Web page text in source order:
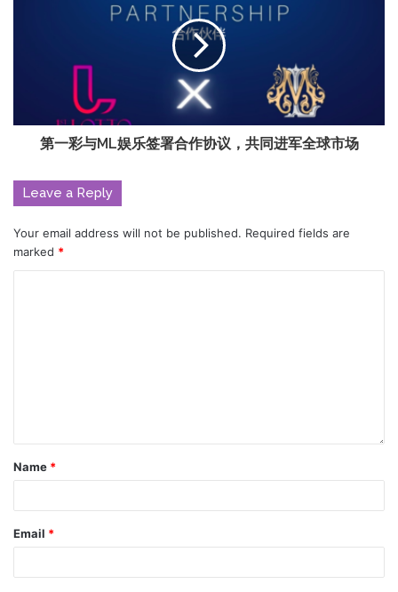
第一彩与ML娱乐签署合作协议，共同进军全球市场
Leave a Reply
Your email address will not be published. Required fields are
marked *
Name *
Email *